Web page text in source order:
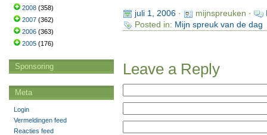
juli 1, 2006· mijnspreuken ·
Posted in: Mijn spreuk van de dag
Leave a Reply
2008 (358)
2007 (362)
2006 (363)
2005 (176)
Sponsoring
Meta
Login
Vermeldingen feed
Reacties feed